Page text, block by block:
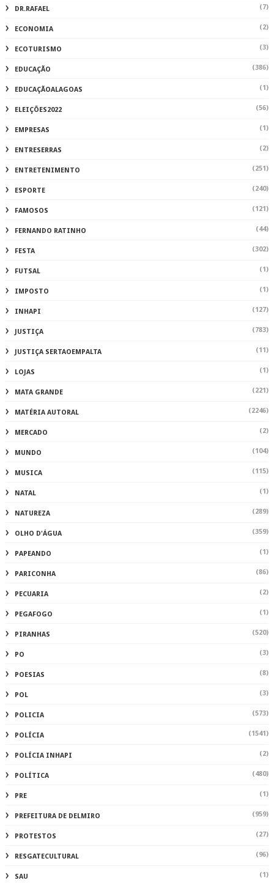
DR.RAFAEL (7)
ECONOMIA (2)
ECOTURISMO (3)
EDUCAÇÃO (386)
EDUCAÇÃOALAGOAS (1)
ELEIÇÕES2022 (56)
EMPRESAS (1)
ENTRESERRAS (2)
ENTRETENIMENTO (251)
ESPORTE (240)
FAMOSOS (121)
FERNANDO RATINHO (44)
FESTA (302)
FUTSAL (1)
IMPOSTO (1)
INHAPI (127)
JUSTIÇA (783)
JUSTIÇA SERTAOEMPALTA (11)
LOJAS (1)
MATA GRANDE (221)
MATÉRIA AUTORAL (2246)
MERCADO (2)
MUNDO (104)
MUSICA (115)
NATAL (1)
NATUREZA (289)
OLHO D'ÁGUA (359)
PAPEANDO (1)
PARICONHA (86)
PECUARIA (2)
PEGAFOGO (1)
PIRANHAS (520)
PO (3)
POESIAS (8)
POL (3)
POLICIA (573)
POLÍCIA (1541)
POLÍCIA INHAPI (2)
POLÍTICA (480)
PRE (1)
PREFEITURA DE DELMIRO (959)
PROTESTOS (27)
RESGATECULTURAL (96)
SAU (1)